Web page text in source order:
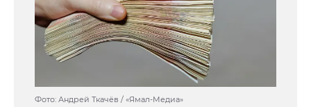
Фото: Андрей Ткачёв / «Ямал-Медиа»